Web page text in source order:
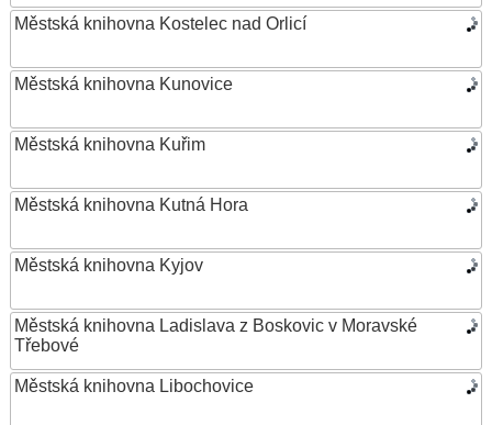
Městská knihovna Kostelec nad Orlicí
Městská knihovna Kunovice
Městská knihovna Kuřim
Městská knihovna Kutná Hora
Městská knihovna Kyjov
Městská knihovna Ladislava z Boskovic v Moravské
Třebové
Městská knihovna Libochovice